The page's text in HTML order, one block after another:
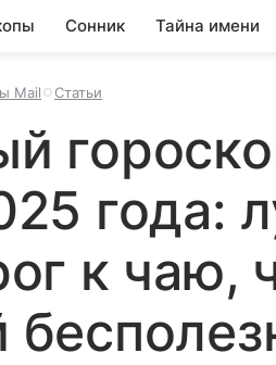
Сонник Тайна имени
Mail Статьи
года:
к чаю,